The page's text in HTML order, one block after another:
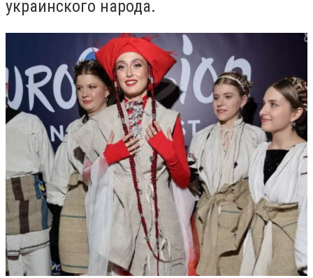
украинского народа.